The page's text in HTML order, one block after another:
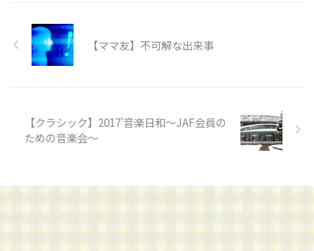
【ママ友】不可解な出来事
【クラシック】2017’音楽日和～JAF会員の
ための音楽会～